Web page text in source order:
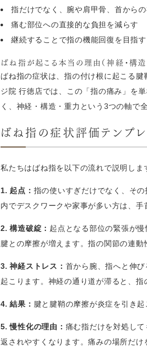
指だけでなく、腕や肩甲骨、首から
痛む部位への直接的な負担を減らす
継続することで指の機能回復を目指す
ばね指が起こる本当の理由（神経・構造
ばね指の症状は、指の付け根に起こる
ジ院 行徳店では、この「指の痛み」を
く、神経・構造・重力という3つの軸で
ばね指の症状評価テンプレ
私たちはばね指を以下の流れで説明しま
1. 起点： 指の使いすぎだけでなく、そ
内でデスクワークや家事が多い方は、
2. 構造破綻： 起点となる部位の緊張が
腱との摩擦が増えます。指の関節の連動
3. 神経ストレス： 首から腕、指へと伸
起こります。神経の通り道が滞ると、
4. 結果： 腱と腱鞘の摩擦が炎症を引き
5. 慢性化の理由： 痛む指だけを対処し
返されやすくなります。痛みの場所だ